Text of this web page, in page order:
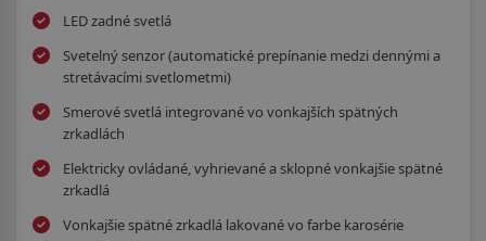
LED zadné svetlá
Svetelný senzor (automatické prepínanie medzi dennými a
stretávacími svetlometmi)
Smerové svetlá integrované vo vonkajších spätných
zrkadlách
Elektricky ovládané, vyhrievané a sklopné vonkajšie spätné
zrkadlá
Vonkajšie spätné zrkadlá lakované vo farbe karosérie